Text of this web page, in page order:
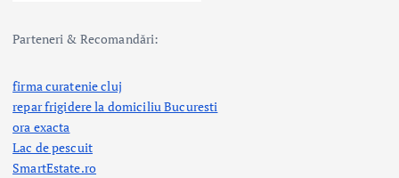
Parteneri & Recomandări:
firma curatenie cluj
repar frigidere la domiciliu Bucuresti
ora exacta
Lac de pescuit
SmartEstate.ro